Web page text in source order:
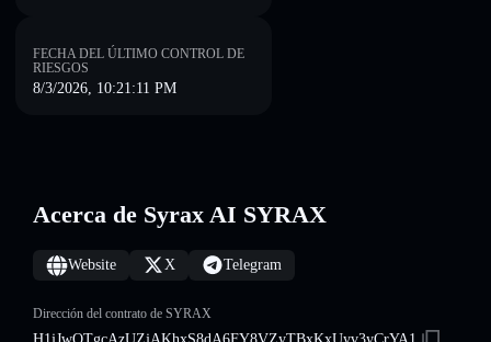
FECHA DEL ÚLTIMO CONTROL DE
RIESGOS
8/3/2026, 10:21:11 PM
Acerca de Syrax AI SYRAX
Website X Telegram
Dirección del contrato de SYRAX